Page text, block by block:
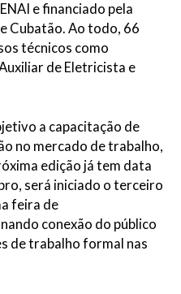
e financiado pela
Cubatão. Ao todo, 66
técnicos como
de Eletricista e
a capacitação de
no mercado de trabalho,
edição já tem data
será iniciado o terceiro
feira de
conexão do público
de trabalho formal nas